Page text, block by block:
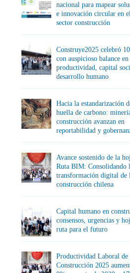
nacional para mapear
e innovación circular en
sector construcción
Construye2025 celebró
con auspicioso balance en
productividad, capital
desarrollo humano
Hacia la estandarización
huella de carbono:
construcción avanzan en
reportabilidad y
Avance sostenido de la
Ruta BIM: Consolidando
transformación digital de
construcción chilena
Capital humano en
consensos, urgencias y
ruta para el futuro
Productividad Laboral de
Construcción 2025